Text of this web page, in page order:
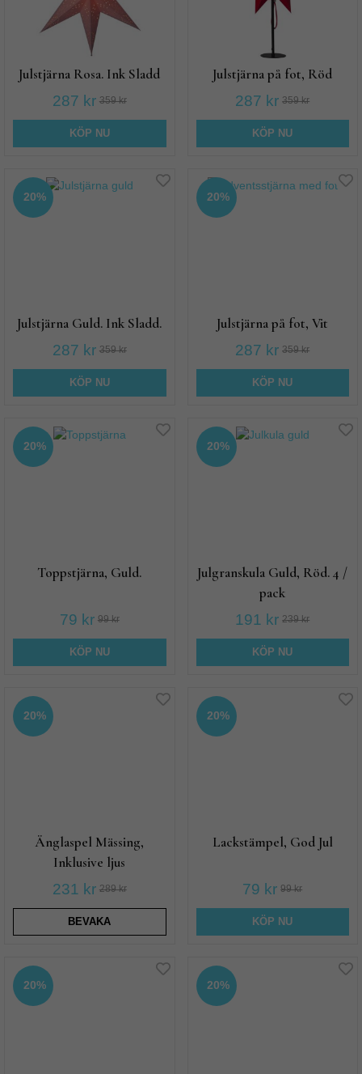
Julstjärna Rosa. Ink Sladd
287 kr 359 kr
KÖP NU
Julstjärna på fot, Röd
287 kr 359 kr
KÖP NU
20%
Julstjärna Guld. Ink Sladd.
287 kr 359 kr
KÖP NU
20%
Julstjärna på fot, Vit
287 kr 359 kr
KÖP NU
20%
Toppstjärna, Guld.
79 kr 99 kr
KÖP NU
20%
Julgranskula Guld, Röd. 4 /
pack
191 kr 239 kr
KÖP NU
20%
Änglaspel Mässing,
Inklusive ljus
231 kr 289 kr
BEVAKA
20%
Lackstämpel, God Jul
79 kr 99 kr
KÖP NU
20% 20%